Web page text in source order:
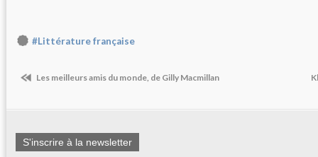
#Littérature française
Les meilleurs amis du monde, de Gilly Macmillan
S'inscrire à la newsletter